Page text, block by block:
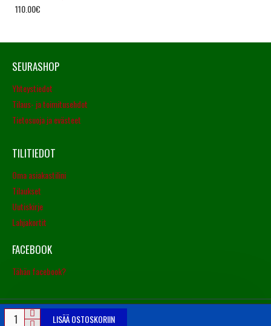
LISÄÄ OSTOSKORIIN
110.00€
SEURASHOP
Yhteystiedot
Tilaus- ja toimitusehdot
Tietosuoja ja evästeet
TILITIEDOT
Oma asiakastilini
Tilaukset
Uutiskirje
Lahjakortit
FACEBOOK
Tähän facebook?
© Copyright 2016